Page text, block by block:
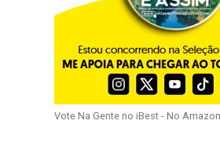
Vote Na Gente no iBest - No